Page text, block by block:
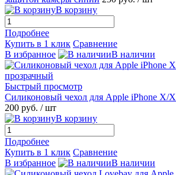
В корзину
Подробнее
Купить в 1 клик Сравнение
В избранное
В наличии
Быстрый просмотр
Силиконовый чехол для Apple iPhone X/
200 руб. / шт
В корзину
Подробнее
Купить в 1 клик Сравнение
В избранное
В наличии